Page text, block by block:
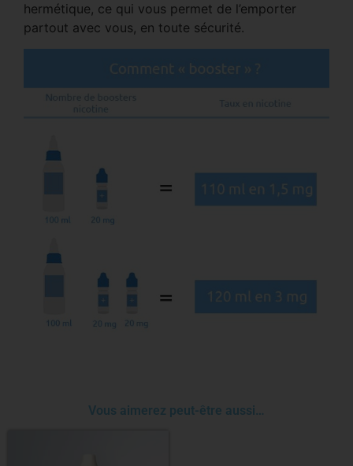
hermétique, ce qui vous permet de l’emporter
partout avec vous, en toute sécurité.
Vous aimerez peut-être aussi…